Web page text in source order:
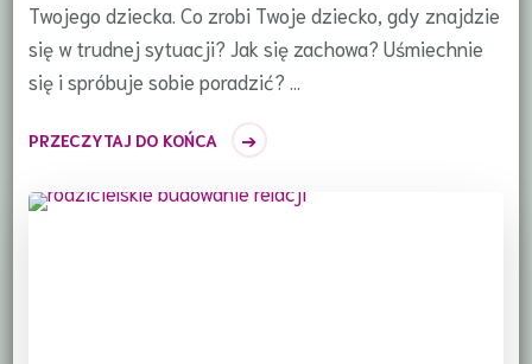
Twojego dziecka. Co zrobi Twoje dziecko, gdy znajdzie
się w trudnej sytuacji? Jak się zachowa? Uśmiechnie
się i spróbuje sobie poradzić? …
PRZECZYTAJ DO KOŃCA